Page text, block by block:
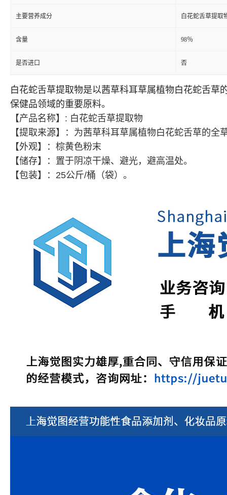
主要营养成分 白花蛇舌草提取
含量 98％
是否进口 否
白花蛇舌草提取物是以茜草科耳草属植物白花蛇舌草
保健品领域的重要原料。
【产品名称】: 白花蛇舌草提取物
【提取来源】：为茜草科耳草属植物白花蛇舌草的全
【外观】：棕黄色粉末
【储存】：置于阴凉干燥、避光，避高温处。
【包装】：25公斤/桶（袋）。